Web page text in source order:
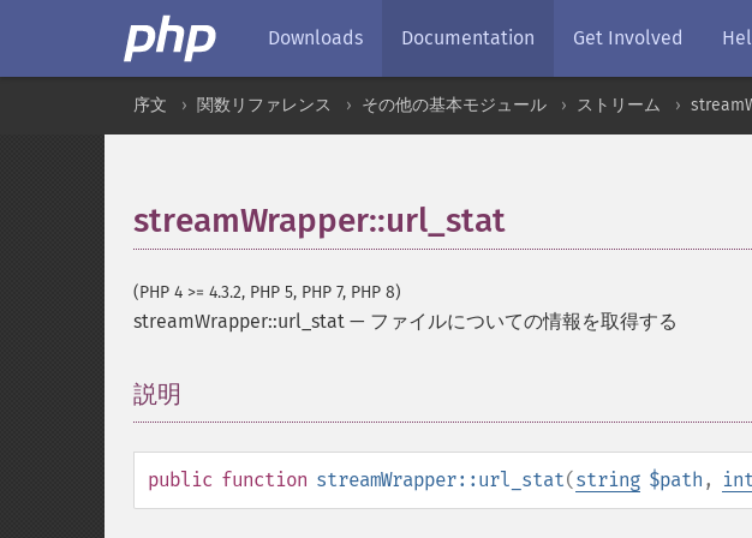
Downloads Documentation Get Involved
序文 関数リファレンス その他の基本モジュール ストリーム
streamWrapper::url_stat
(PHP 4 >= 4.3.2, PHP 5, PHP 7, PHP 8)
streamWrapper::url_stat — ファイルについての情報を取得する
説明
public function streamWrapper::url_stat(string $path , int